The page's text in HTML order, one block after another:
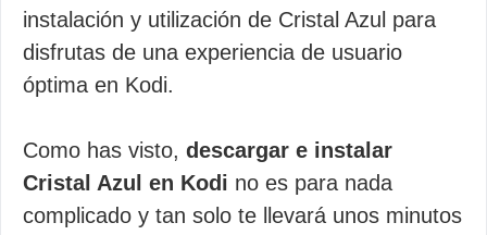
instalación y utilización de Cristal Azul para
disfrutas de una experiencia de usuario
óptima en Kodi.
Como has visto, descargar e instalar
Cristal Azul en Kodi no es para nada
complicado y tan solo te llevará unos minutos